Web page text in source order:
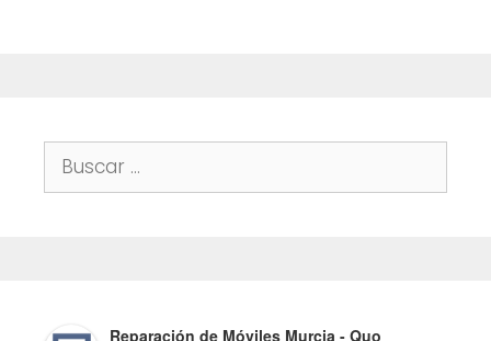
Buscar:
Reparación de Móviles Murcia - Quo